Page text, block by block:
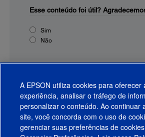
Esse conteúdo foi útil?
Sim
Não
A EPSON utiliza cookies para oferecer
experiência, analisar o tráfego de
personalizar o conteúdo. Ao continuar
site, você concorda com o uso de
gerenciar suas preferências de